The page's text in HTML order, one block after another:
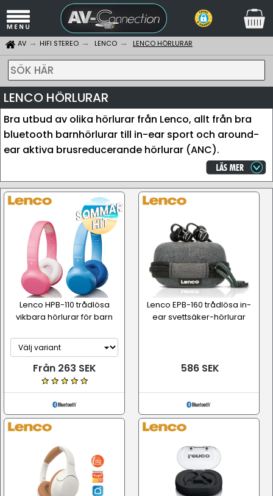
AV HIFI STEREO LENCO LENCO HÖRLURAR
SÖK HÄR
LENCO HÖRLURAR
Bra utbud av olika hörlurar från Lenco, allt från bra
bluetooth barnhörlurar till in-ear sport och around-
ear aktiva brusreducerande hörlurar (ANC).
Lenco HPB-110 trådlösa
vikbara hörlurar för barn
Från 263 SEK
Lenco EPB-160 trådlösa in-
ear svettsäker-hörlurar
586 SEK